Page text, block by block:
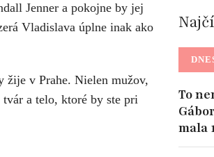
Jenner a pokojne by jej
Vladislava úplne inak ako
žije v Prahe. Nielen mužov,
a telo, ktoré by ste pri
To
mala